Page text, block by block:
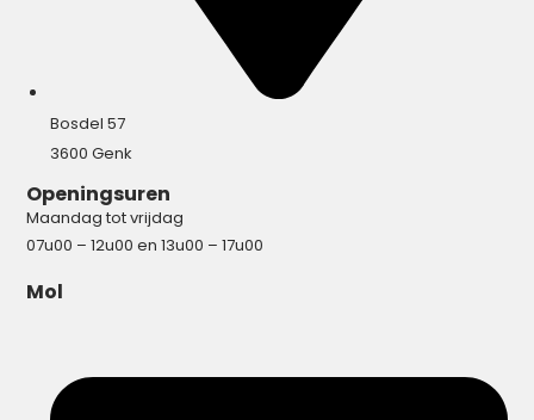
Bosdel 57
3600 Genk
Openingsuren
Maandag tot vrijdag
07u00 – 12u00 en 13u00 – 17u00
Mol